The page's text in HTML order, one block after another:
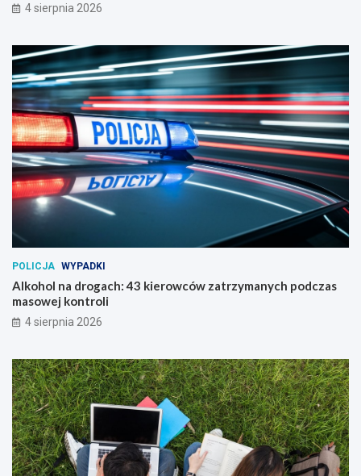
4 sierpnia 2026
POLICJA WYPADKI
Alkohol na drogach: 43 kierowców zatrzymanych podczas
masowej kontroli
4 sierpnia 2026